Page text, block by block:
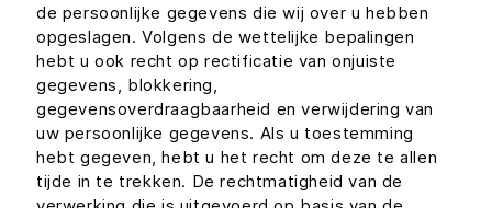
de persoonlijke gegevens die wij over u hebben
opgeslagen. Volgens de wettelijke bepalingen
hebt u ook recht op rectificatie van onjuiste
gegevens, blokkering,
gegevensoverdraagbaarheid en verwijdering van
uw persoonlijke gegevens. Als u toestemming
hebt gegeven, hebt u het recht om deze te allen
tijde in te trekken. De rechtmatigheid van de